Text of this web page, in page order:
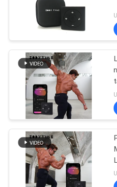
THAM
NHÀ
MÁY
KIỂM
SOÁT
CHẤT
LƯỢNG
LIÊN